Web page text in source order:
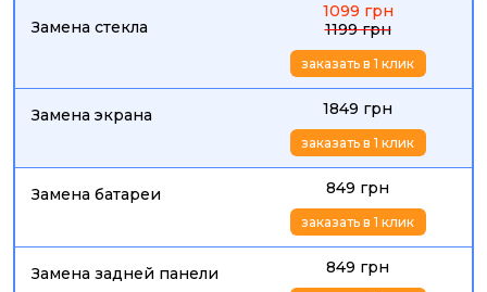
Замена стекла
1099 грн
1199 грн
заказать в 1 клик
Замена экрана 1849 грн
заказать в 1 клик
Замена батареи 849 грн
заказать в 1 клик
Замена задней панели 849 грн